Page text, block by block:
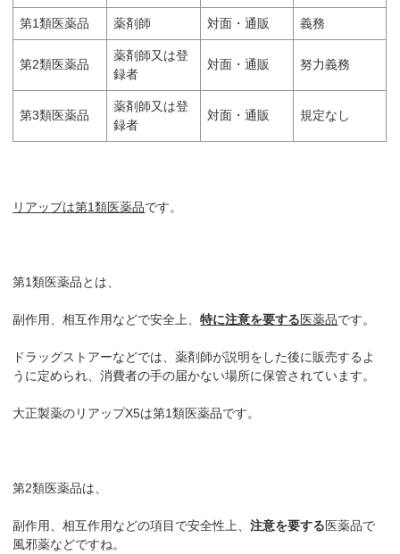
第1類医薬品 薬剤師 対面・通販 義務
第2類医薬品
薬剤師又は登
録者
対面・通販 努力義務
第3類医薬品
薬剤師又は登
録者
対面・通販 規定なし
リアップは第1類医薬品です。
第1類医薬品とは、
副作用、相互作用などで安全上、特に注意を要する医薬品です。
ドラッグストアーなどでは、薬剤師が説明をした後に販売するよ
うに定められ、消費者の手の届かない場所に保管されています。
大正製薬のリアップX5は第1類医薬品です。
第2類医薬品は、
副作用、相互作用などの項目で安全性上、注意を要する医薬品で
風邪薬などですね。